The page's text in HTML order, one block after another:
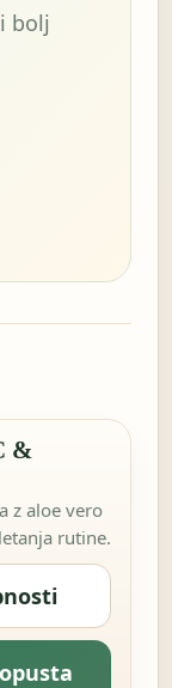
bolj
&
z aloe vero
rutine.